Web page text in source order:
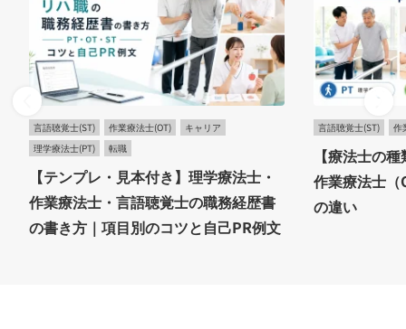
言語聴覚士(ST) 作業療法士(OT)
キャリア
理学療法士(PT)
転職
【テンプレ・見本付き】理学療法士・
作業療法士・言語聴覚士の職務経歴書
の書き方｜項目別のコツと自己PR例文
言語聴覚士(ST) 作
【療法士の
作業療法士（
の違い